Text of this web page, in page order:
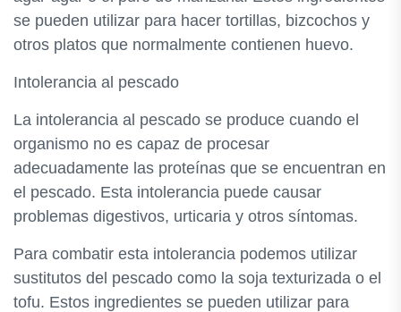
se pueden utilizar para hacer tortillas, bizcochos y
otros platos que normalmente contienen huevo.
Intolerancia al pescado
La intolerancia al pescado se produce cuando el
organismo no es capaz de procesar
adecuadamente las proteínas que se encuentran en
el pescado. Esta intolerancia puede causar
problemas digestivos, urticaria y otros síntomas.
Para combatir esta intolerancia podemos utilizar
sustitutos del pescado como la soja texturizada o el
tofu. Estos ingredientes se pueden utilizar para